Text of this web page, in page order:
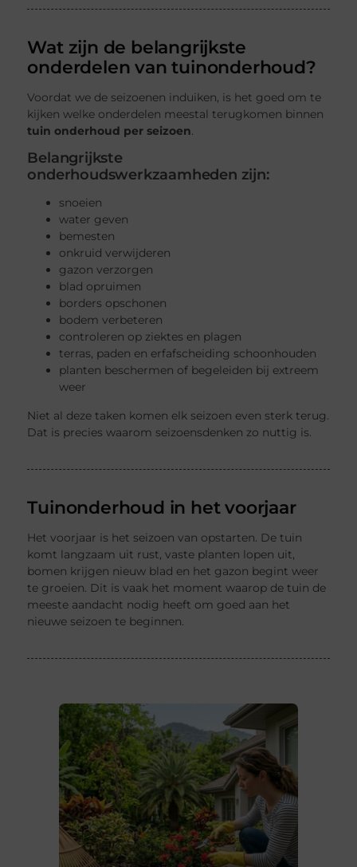
Wat zijn de belangrijkste
onderdelen van tuinonderhoud?
Voordat we de seizoenen induiken, is het goed om te
kijken welke onderdelen meestal terugkomen binnen
tuin onderhoud per seizoen.
Belangrijkste
onderhoudswerkzaamheden zijn:
snoeien
water geven
bemesten
onkruid verwijderen
gazon verzorgen
blad opruimen
borders opschonen
bodem verbeteren
controleren op ziektes en plagen
terras, paden en erfafscheiding schoonhouden
planten beschermen of begeleiden bij extreem
weer
Niet al deze taken komen elk seizoen even sterk terug.
Dat is precies waarom seizoensdenken zo nuttig is.
Tuinonderhoud in het voorjaar
Het voorjaar is het seizoen van opstarten. De tuin
komt langzaam uit rust, vaste planten lopen uit,
bomen krijgen nieuw blad en het gazon begint weer
te groeien. Dit is vaak het moment waarop de tuin de
meeste aandacht nodig heeft om goed aan het
nieuwe seizoen te beginnen.